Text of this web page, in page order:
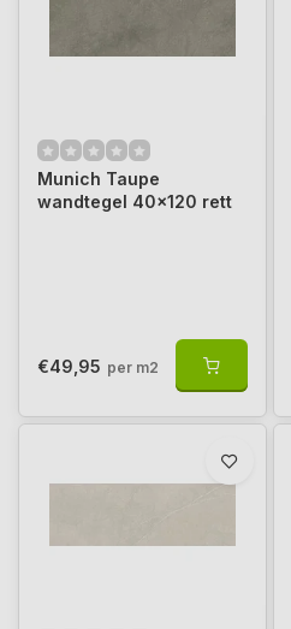
Munich Taupe
wandtegel 40x120 rett
€49,95 per m2